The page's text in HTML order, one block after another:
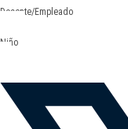
Docente/Empleado
Niño